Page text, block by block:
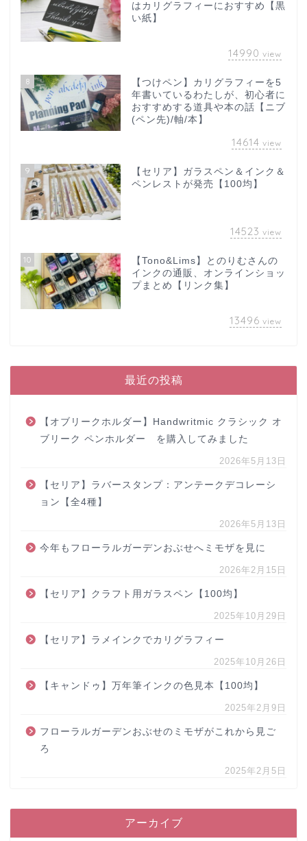
はカリグラフィーにおすすめ【黒
い紙】
14990 view
8
【つけペン】カリグラフィーを5
年書いているわたしが、初心者に
おすすめする道具や本の話【ニブ
(ペン先)/軸/本】
14614 view
9
【セリア】ガラスペン＆インク＆
ペンレストが発売【100均】
14523 view
10
【Tono&Lims】とのりむさんの
インクの通販、オンラインショッ
プまとめ【リンク集】
13496 view
最近の投稿
【オブリークホルダー】Handwritmic クラシック オ
ブリーク ペンホルダー を購入してみました
2026年5月13日
【セリア】ラバースタンプ：アンテークデコレーシ
ョン【全4種】
2026年5月13日
今年もフローラルガーデンおぶせへミモザを見に
2026年2月15日
【セリア】クラフト用ガラスペン【100均】
2025年10月29日
【セリア】ラメインクでカリグラフィー
2025年10月26日
【キャンドゥ】万年筆インクの色見本【100均】
2025年2月9日
フローラルガーデンおぶせのミモザがこれから見ご
ろ
2025年2月5日
アーカイブ